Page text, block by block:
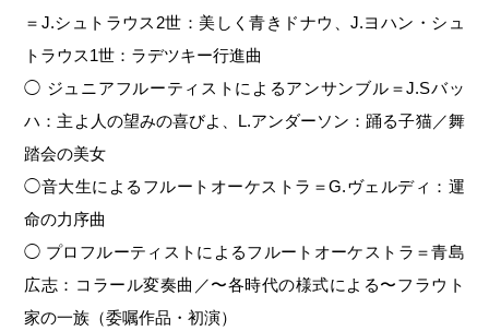
＝J.シュトラウス2世：美しく青きドナウ、J.ヨハン・シュ
トラウス1世：ラデツキー行進曲
◯ ジュニアフルーティストによるアンサンブル＝J.Sバッ
ハ：主よ人の望みの喜びよ、L.アンダーソン：踊る子猫／舞
踏会の美女
◯音大生によるフルートオーケストラ＝G.ヴェルディ：運
命の力序曲
◯ プロフルーティストによるフルートオーケストラ＝青島
広志：コラール変奏曲／〜各時代の様式による〜フラウト
家の一族（委嘱作品・初演）